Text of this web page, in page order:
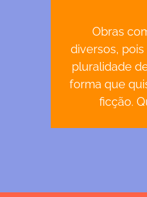
Obras
diversos,
pluralidade
forma que
ficção.